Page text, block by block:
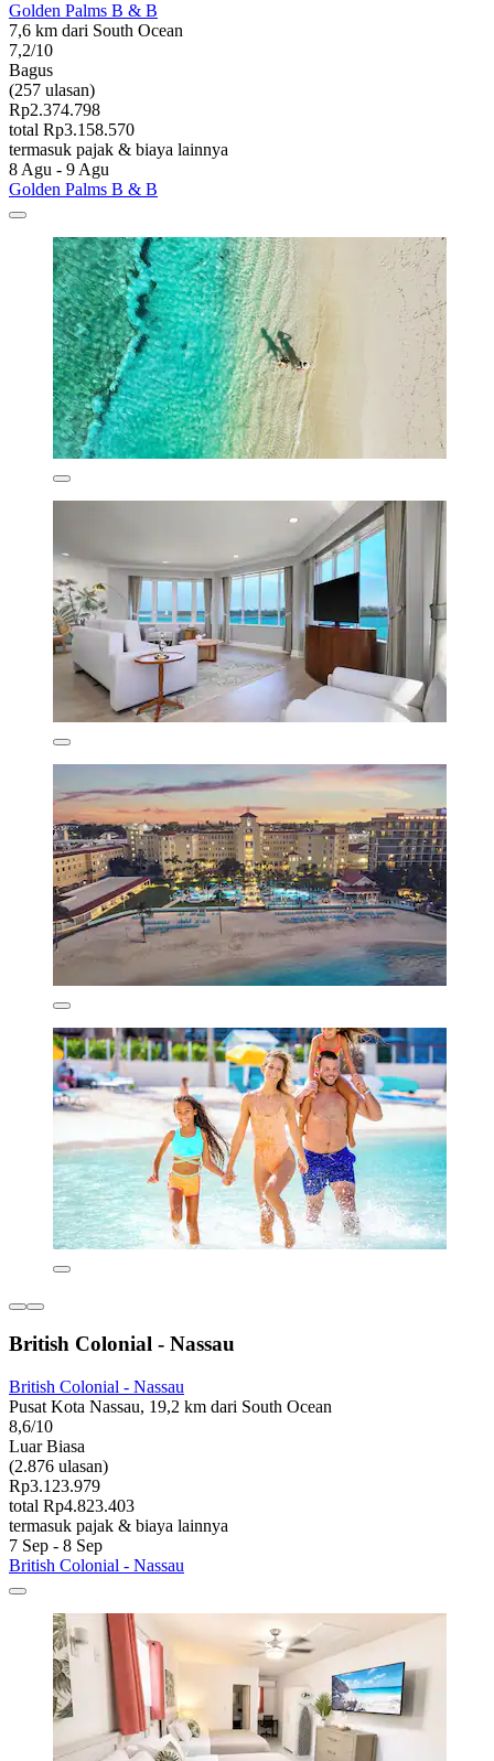
Golden Palms B & B
7,6 km dari South Ocean
7,2/10
Bagus
(257 ulasan)
Rp2.374.798
total Rp3.158.570
termasuk pajak & biaya lainnya
8 Agu - 9 Agu
Golden Palms B & B
British Colonial - Nassau
British Colonial - Nassau
Pusat Kota Nassau, 19,2 km dari South Ocean
8,6/10
Luar Biasa
(2.876 ulasan)
Rp3.123.979
total Rp4.823.403
termasuk pajak & biaya lainnya
7 Sep - 8 Sep
British Colonial - Nassau